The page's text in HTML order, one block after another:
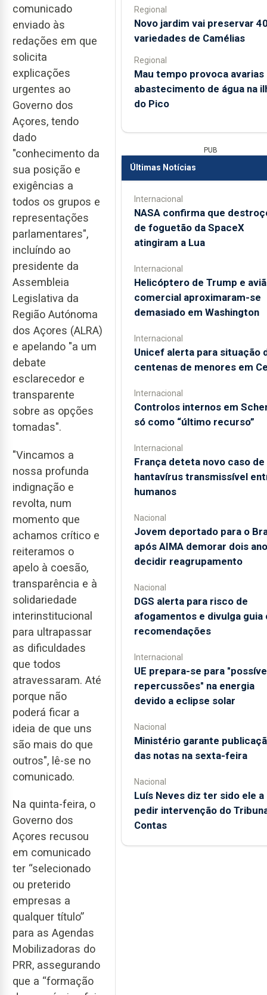
comunicado
enviado às
redações em que
solicita
explicações
urgentes ao
Governo dos
Açores, tendo
dado
"conhecimento da
sua posição e
exigências a
todos os grupos e
representações
parlamentares",
incluíndo ao
presidente da
Assembleia
Legislativa da
Região Autónoma
dos Açores (ALRA)
e apelando "a um
debate
esclarecedor e
transparente
sobre as opções
tomadas".
"Vincamos a
nossa profunda
indignação e
revolta, num
momento que
achamos crítico e
reiteramos o
apelo à coesão,
transparência e à
solidariedade
interinstitucional
para ultrapassar
as dificuldades
que todos
atravessaram. Até
porque não
poderá ficar a
ideia de que uns
são mais do que
outros", lê-se no
comunicado.
Na quinta-feira, o
Governo dos
Açores recusou
em comunicado
ter “selecionado
ou preterido
empresas a
qualquer título”
para as Agendas
Mobilizadoras do
PRR, assegurando
que a “formação
Regional
Novo jardim vai preservar
variedades de Camélias
Regional
Mau tempo provoca avarias
abastecimento de água na
do Pico
PUB
Últimas Notícias
Internacional
NASA confirma que
de foguetão da SpaceX
atingiram a Lua
Internacional
Helicóptero de Trump e
comercial aproximaram-se
demasiado em Washington
Internacional
Unicef alerta para situação
centenas de menores em
Internacional
Controlos internos em
só como “último recurso”
Internacional
França deteta novo caso de
hantavírus transmissível
humanos
Nacional
Jovem deportado para o
após AIMA demorar dois
decidir reagrupamento
Nacional
DGS alerta para risco de
afogamentos e divulga guia
recomendações
Internacional
UE prepara-se para
repercussões" na energia
devido a eclipse solar
Nacional
Ministério garante
das notas na sexta-feira
Nacional
Luís Neves diz ter sido ele a
pedir intervenção do
Contas